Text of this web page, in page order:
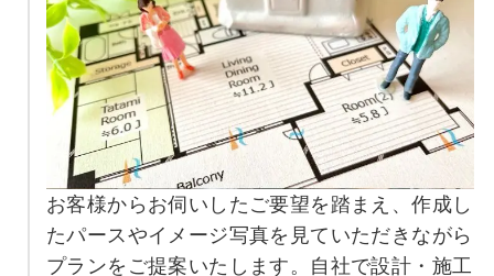
お客様からお伺いしたご要望を踏まえ、作成し
たパースやイメージ写真を見ていただきながら
プランをご提案いたします。自社で設計・施工